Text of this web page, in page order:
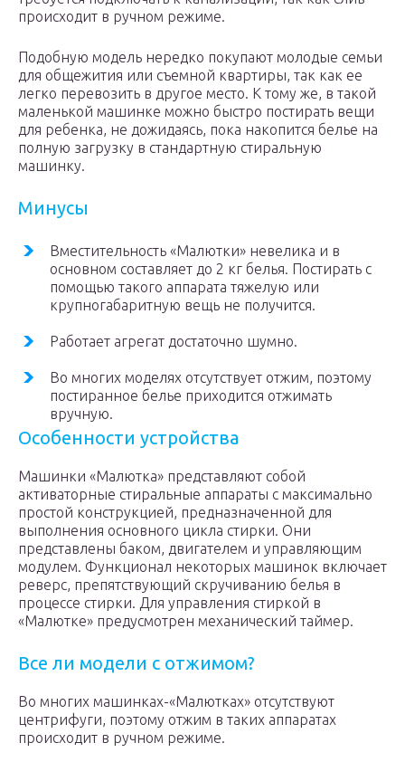
происходит в ручном режиме.
Подобную модель нередко покупают молодые семьи
для общежития или съемной квартиры, так как ее
легко перевозить в другое место. К тому же, в такой
маленькой машинке можно быстро постирать вещи
для ребенка, не дожидаясь, пока накопится белье на
полную загрузку в стандартную стиральную
машинку.
Минусы
Вместительность «Малютки» невелика и в
основном составляет до 2 кг белья. Постирать с
помощью такого аппарата тяжелую или
крупногабаритную вещь не получится.
Работает агрегат достаточно шумно.
Во многих моделях отсутствует отжим, поэтому
постиранное белье приходится отжимать
вручную.
Особенности устройства
Машинки «Малютка» представляют собой
активаторные стиральные аппараты с максимально
простой конструкцией, предназначенной для
выполнения основного цикла стирки. Они
представлены баком, двигателем и управляющим
модулем. Функционал некоторых машинок включает
реверс, препятствующий скручиванию белья в
процессе стирки. Для управления стиркой в
«Малютке» предусмотрен механический таймер.
Все ли модели с отжимом?
Во многих машинках-«Малютках» отсутствуют
центрифуги, поэтому отжим в таких аппаратах
происходит в ручном режиме.